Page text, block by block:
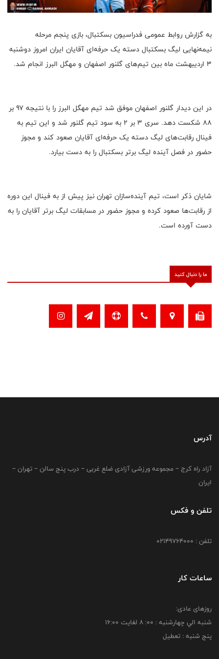
به گزارش روابط عمومی فدراسیون بسکتبال، بازی‌ پنجم مرحله
نیمه‌نهایی لیگ بسکتبال دسته یک حرفه‌ای آقایان ایران امروز دوشنبه
۳ اردیبهشت ماه بین تیم‌های گلنور اصفهان و مهگل البرز انجام شد.
در این دیدار گلنور اصفهان موفق شد تیم مهگل البرز را با نتیجه ۹۷ بر
۸۸ شکست دهد. سری ۳ بر ۲ به سود تیم گلنور شد و این تیم به
فینال رقابت‌های لیگ دسته یک حرفه‌ای آقایان صعود کند و مجوز
حضور در فصل آینده لیگ برتر بسکتبال را به دست بیارد.
شایان ذکر است، تیم آینده‌سازان تهران نیز پیش از به فینال این دوره
از رقابت‌ها صعود کرده و مجوز حضور در مسابقات لیگ برتر آقایان را به
دست آورده است.
ما را دنبال کنید
آدرس
آزاد راه کرج – مجموعه ورزشی آزادی ضلع غربی – درب پنج سالن – تهران –
ایران
تلفن و فکس
تلفن : 02149764000
ساعات کار
روزهای عادی:
شنبه الي چهارشنبه : 00: 8 لغايت 16:00
پنج شنبه : تعطیل